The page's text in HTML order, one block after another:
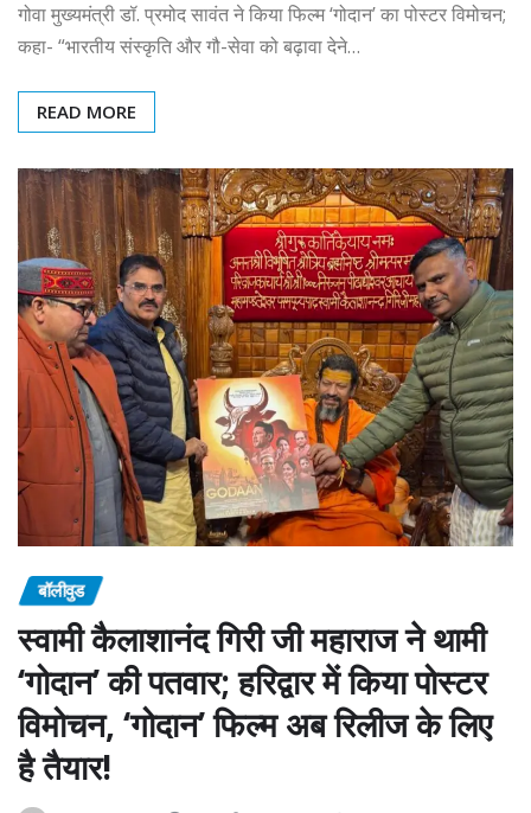
गोवा मुख्यमंत्री डॉ. प्रमोद सावंत ने किया फिल्म ‘गोदान’ का पोस्टर विमोचन;
कहा- “भारतीय संस्कृति और गौ-सेवा को बढ़ावा देने…
READ MORE
बॉलीवुड
स्वामी कैलाशानंद गिरी जी महाराज ने थामी
‘गोदान’ की पतवार; हरिद्वार में किया पोस्टर
विमोचन, ‘गोदान’ फिल्म अब रिलीज के लिए
है तैयार!